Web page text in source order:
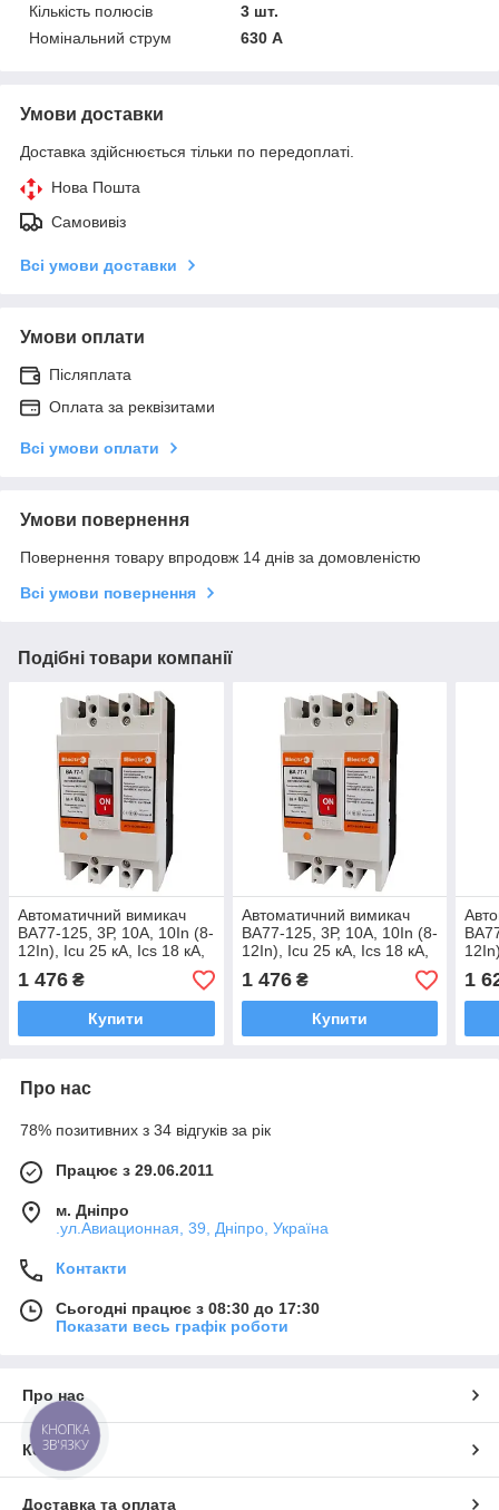
Кількість полюсів
3 шт.
Номінальний струм
630 А
Умови доставки
Доставка здійснюється тільки по передоплаті.
Нова Пошта
Самовивіз
Всі умови доставки
Умови оплати
Післяплата
Оплата за реквізитами
Всі умови оплати
Умови повернення
Повернення товару впродовж 14 днів за домовленістю
Всі умови повернення
Подібні товари компанії
Автоматичний вимикач
ВА77-125, 3Р, 10А, 10In (8-
12In), Icu 25 кА, Ics 18 кА,
400 В
1 476 ₴
Купити
Автоматичний вимикач
ВА77-125, 3Р, 10А, 10In (8-
12In), Icu 25 кА, Ics 18 кА,
400 В
1 476₴
Купити
400
1
Про нас
78% позитивних з 34 відгуків за рік
Працює з 29.06.2011
м. Дніпро
.ул.Авиационная, 39, Дніпро, Україна
Контакти
Сьогодні працює з 08:30 до 17:30
Показати весь графік роботи
Про нас
Контакти
Доставка та оплата
КНОПКА
ЗВ'ЯЗКУ